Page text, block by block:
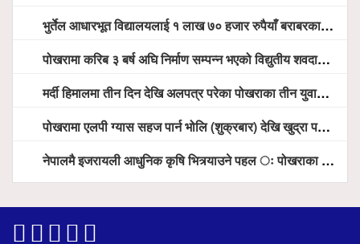
भुर्तेल आधारभूत विद्यालयलाई १ लाख ७० हजार रुपैयाँ बराबरका शैक्षिक सामग्री हस्तान्तरण
पोखरामा करिब ३ बर्ष अघि निर्माण सम्पन्न भएको विद्युतीय शवदाह गृह अझै संचालनमा आउन सकेन, तत्काल संचालन गर्न स्थानियको माग
मर्दी हिमालमा तीन दिन देखि अलपत्र परेका पोखराका तीन युवाको सशस्त्र प्रहरी सहितको टोलीको साहसिक उद्धार
पोखरामा एलपी ग्यास सहज पार्न भोलि (शुक्रबार) देखि खुद्रा पसलबाटै बिक्रि वितरण हुने, स्टोर नगर्न आग्रह
नेपालमै इजरायली आधुनिक कृषि भित्र्याउने पहल ः पोखराका मेयर धनराज आचार्य र इजरायली राजदूतबीच सहकार्य विस्तारको संकेत